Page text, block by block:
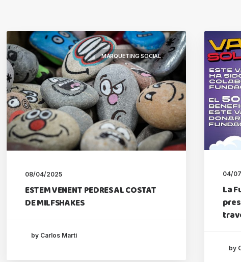
MÀRQUETING SOCIAL
08/04/2025
ESTEM VENENT PEDRES AL COSTAT
DE MILFSHAKES
by Carlos Marti
04/
La
by